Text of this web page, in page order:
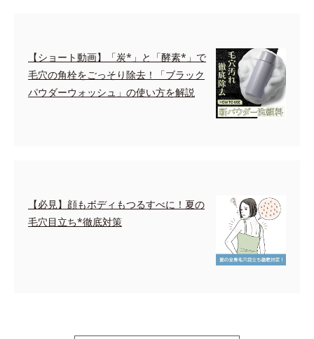
【ショート動画】「炭*」と「酵素*」で
毛穴の角栓をごっそり除去！「ブラック
パウダーウォッシュ」の使い方を解説
【必見】顔もボディもつるすべに！夏の
毛穴目立ち*徹底対策